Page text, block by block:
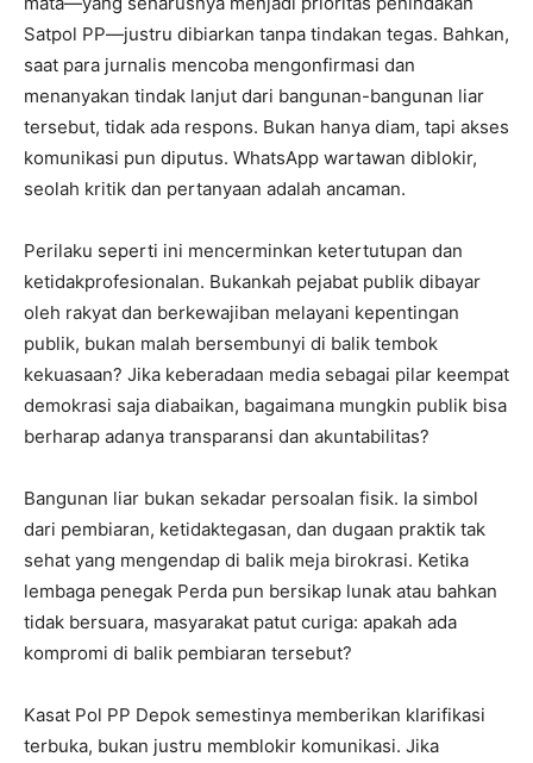
Satpol PP—justru dibiarkan tanpa tindakan tegas. Bahkan,
saat para jurnalis mencoba mengonfirmasi dan
menanyakan tindak lanjut dari bangunan-bangunan liar
tersebut, tidak ada respons. Bukan hanya diam, tapi akses
komunikasi pun diputus. WhatsApp wartawan diblokir,
seolah kritik dan pertanyaan adalah ancaman.
Perilaku seperti ini mencerminkan ketertutupan dan
ketidakprofesionalan. Bukankah pejabat publik dibayar
oleh rakyat dan berkewajiban melayani kepentingan
publik, bukan malah bersembunyi di balik tembok
kekuasaan? Jika keberadaan media sebagai pilar keempat
demokrasi saja diabaikan, bagaimana mungkin publik bisa
berharap adanya transparansi dan akuntabilitas?
Bangunan liar bukan sekadar persoalan fisik. Ia simbol
dari pembiaran, ketidaktegasan, dan dugaan praktik tak
sehat yang mengendap di balik meja birokrasi. Ketika
lembaga penegak Perda pun bersikap lunak atau bahkan
tidak bersuara, masyarakat patut curiga: apakah ada
kompromi di balik pembiaran tersebut?
Kasat Pol PP Depok semestinya memberikan klarifikasi
terbuka, bukan justru memblokir komunikasi. Jika